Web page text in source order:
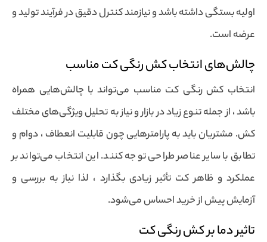
اولیه بستگی داشته باشد و نیازمند کنترل دقیق در فرآیند تولید و
عرضه است.
چالش‌های انتخاب کش رنگی کت مناسب
انتخاب کش رنگی کت مناسب می‌تواند با چالش‌هایی همراه
باشد ، از جمله تنوع زیاد در بازار و نیاز به تحلیل ویژگی‌های مختلف
کش. مشتریان باید به پارامترهایی چون قابلیت انعطاف ، دوام و
تطابق با سایر عناصر طراحی توجه کنند. این انتخاب می‌تواند بر
عملکرد و ظاهر کت تأثیر زیادی بگذارد ، لذا نیاز به بررسی و
آزمایش پیش از خرید احساس می‌شود.
تاثیر دما بر کش رنگی کت